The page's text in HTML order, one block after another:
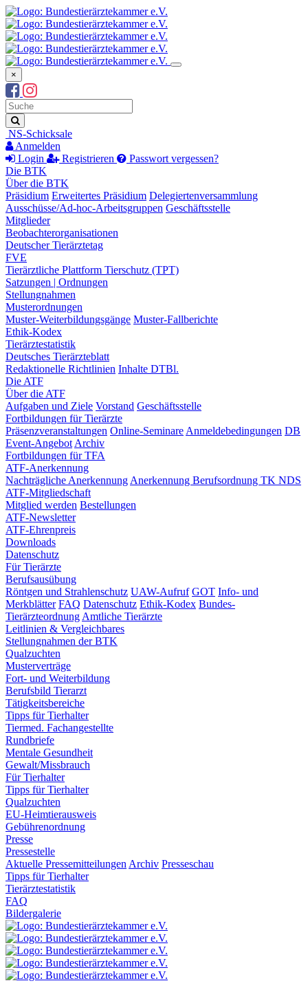
×
Suchbegriff
Suche
NS-Schicksale
Anmelden
Login
Registrieren
Passwort vergessen?
Die BTK
Über die BTK
Präsidium Erweitertes Präsidium Delegiertenversammlung
Ausschüsse/Ad-hoc-Arbeitsgruppen Geschäftsstelle
Mitglieder
Beobachterorganisationen
Deutscher Tierärztetag
FVE
Tierärztliche Plattform Tierschutz (TPT)
Satzungen | Ordnungen
Stellungnahmen
Musterordnungen
Muster-Weiterbildungsgänge Muster-Fallberichte
Ethik-Kodex
Tierärztestatistik
Deutsches Tierärzteblatt
Redaktionelle Richtlinien Inhalte DTBl.
Die ATF
Über die ATF
Aufgaben und Ziele Vorstand Geschäftsstelle
Fortbildungen für Tierärzte
Präsenzveranstaltungen Online-Seminare Anmeldebedingungen DB
Event-Angebot Archiv
Fortbildungen für TFA
ATF-Anerkennung
Nachträgliche Anerkennung Anerkennung Berufsordnung TK NDS
ATF-Mitgliedschaft
Mitglied werden Bestellungen
ATF-Newsletter
ATF-Ehrenpreis
Downloads
Datenschutz
Für Tierärzte
Berufsausübung
Röntgen und Strahlenschutz UAW-Aufruf GOT Info- und
Merkblätter FAQ Datenschutz Ethik-Kodex Bundes-
Tierärzteordnung Amtliche Tierärzte
Leitlinien & Vergleichbares
Stellungnahmen der BTK
Qualzuchten
Musterverträge
Fort- und Weiterbildung
Berufsbild Tierarzt
Tätigkeitsbereiche
Tipps für Tierhalter
Tiermed. Fachangestellte
Rundbriefe
Mentale Gesundheit
Gewalt/Missbrauch
Für Tierhalter
Tipps für Tierhalter
Qualzuchten
EU-Heimtierausweis
Gebührenordnung
Presse
Pressestelle
Aktuelle Pressemitteilungen Archiv Presseschau
Tipps für Tierhalter
Tierärztestatistik
FAQ
Bildergalerie